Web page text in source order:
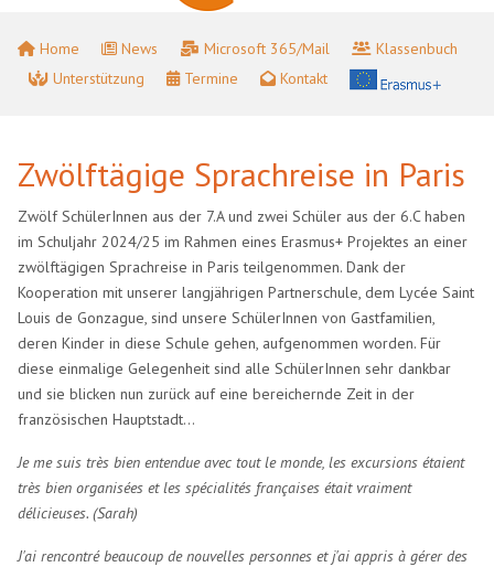
Home News Microsoft 365/Mail
Klassenbuch
Unterstützung
Termine Kontakt
Zwölftägige Sprachreise in Paris
Zwölf SchülerInnen aus der 7.A und zwei Schüler aus der 6.C haben
im Schuljahr 2024/25 im Rahmen eines Erasmus+ Projektes an einer
zwölftägigen Sprachreise in Paris teilgenommen. Dank der
Kooperation mit unserer langjährigen Partnerschule, dem Lycée Saint
Louis de Gonzague, sind unsere SchülerInnen von Gastfamilien,
deren Kinder in diese Schule gehen, aufgenommen worden. Für
diese einmalige Gelegenheit sind alle SchülerInnen sehr dankbar
und sie blicken nun zurück auf eine bereichernde Zeit in der
französischen Hauptstadt…
Je me suis très bien entendue avec tout le monde, les excursions étaient
très bien organisées et les spécialités françaises était vraiment
délicieuses. (Sarah)
J'ai rencontré beaucoup de nouvelles personnes et j'ai appris à gérer des